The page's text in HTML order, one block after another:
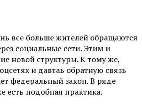
все больше жителей обращаются
социальные сети. Этим и
новой структуры. К тому же,
и давтаь обратную связь
федеральный закон. В ряде
есть подобная практика.